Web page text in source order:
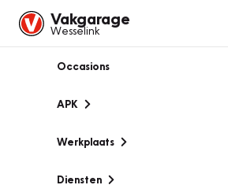
Vakgarage
Wesselink
Occasions
APK
Werkplaats
Diensten